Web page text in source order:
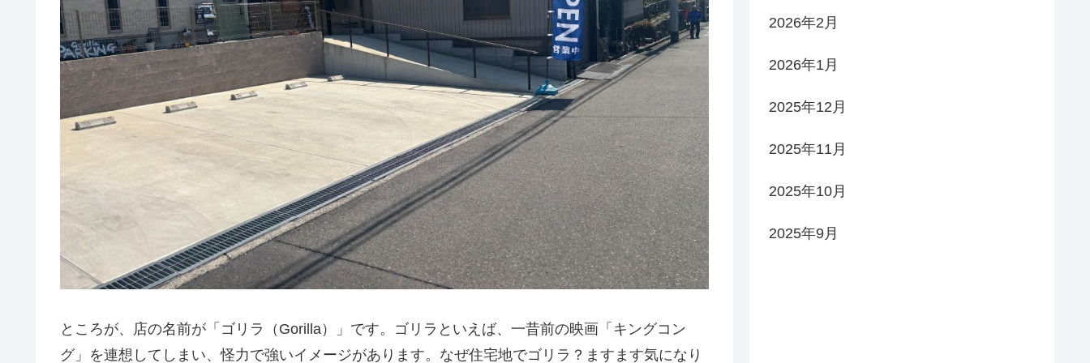
ところが、店の名前が「ゴリラ（Gorilla）」です。ゴリラといえば、一昔前の映画「キングコン
グ」を連想してしまい、怪力で強いイメージがあります。なぜ住宅地でゴリラ？ますます気になり
2026年2月
2026年1月
2025年12月
2025年11月
2025年10月
2025年9月